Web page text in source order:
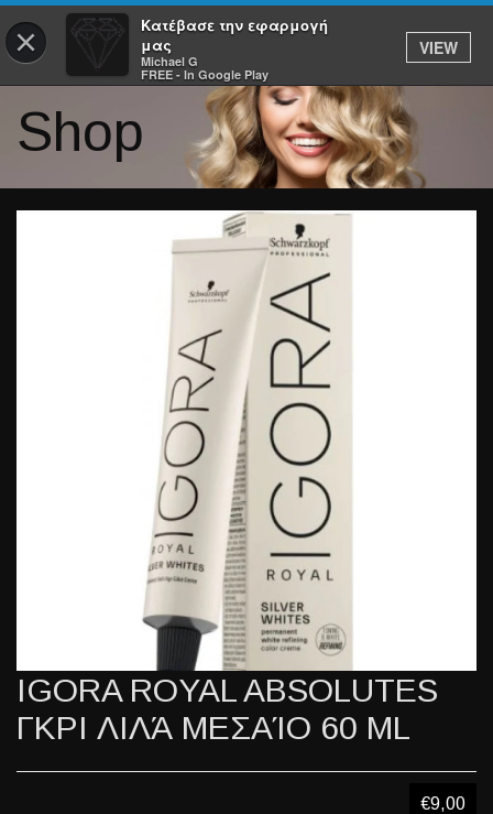
×
Κατέβασε την εφαρμογή
μας
Michael G
FREE - In Google Play
VIEW
Shop
IGORA ROYAL ABSOLUTES
ΓΚΡΙ ΛΙΛΆ ΜΕΣΑΊΟ 60 ML
€9,00